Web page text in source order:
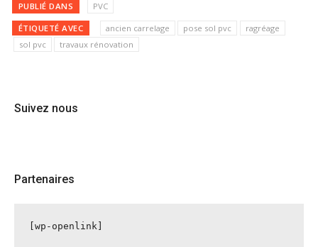
PUBLIÉ DANS PVC
ÉTIQUETÉ AVEC ancien carrelage pose sol pvc
ragréage
sol pvc
travaux rénovation
Suivez nous
Partenaires
[wp-openlink]